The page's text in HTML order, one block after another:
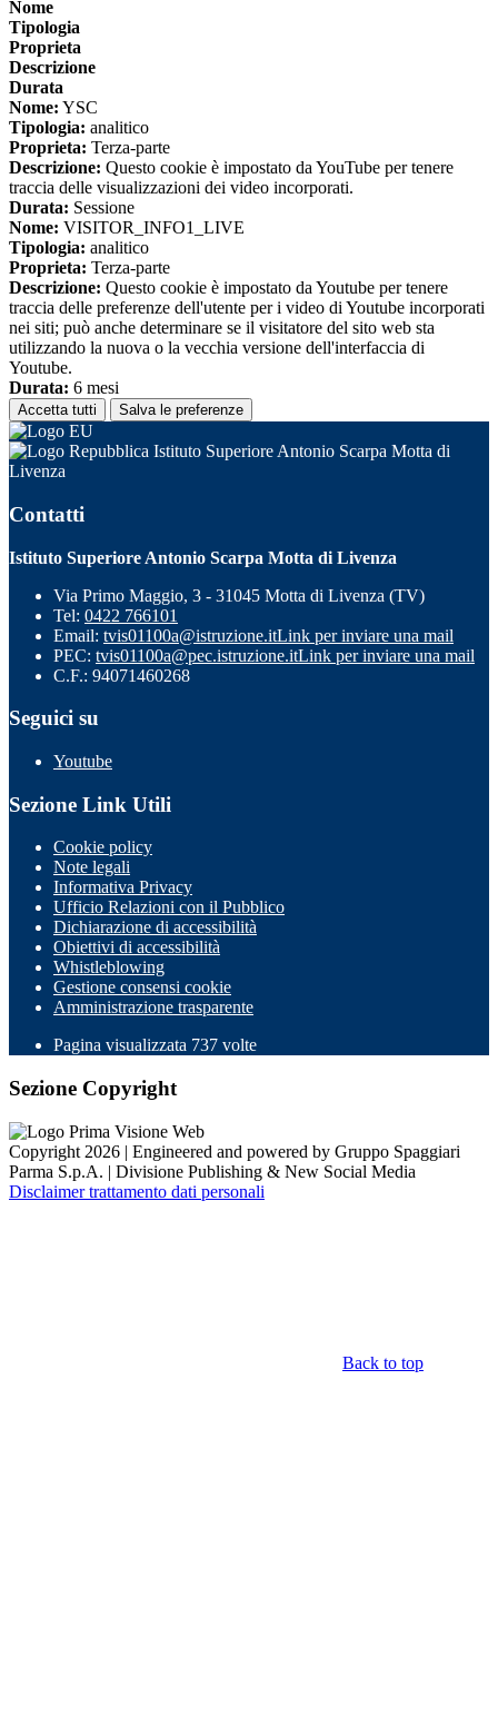
Nome
Tipologia
Proprieta
Descrizione
Durata
Nome: YSC
Tipologia: analitico
Proprieta: Terza-parte
Descrizione: Questo cookie è impostato da YouTube per tenere
traccia delle visualizzazioni dei video incorporati.
Durata: Sessione
Nome: VISITOR_INFO1_LIVE
Tipologia: analitico
Proprieta: Terza-parte
Descrizione: Questo cookie è impostato da Youtube per tenere
traccia delle preferenze dell'utente per i video di Youtube incorporati
nei siti; può anche determinare se il visitatore del sito web sta
utilizzando la nuova o la vecchia versione dell'interfaccia di
Youtube.
Durata: 6 mesi
Accetta tutti Salva le preferenze
Istituto Superiore Antonio Scarpa Motta di
Livenza
Contatti
Istituto Superiore Antonio Scarpa Motta di Livenza
Via Primo Maggio, 3 - 31045 Motta di Livenza (TV)
Tel: 0422 766101
Email: tvis01100a@istruzione.itLink per inviare una mail
PEC: tvis01100a@pec.istruzione.itLink per inviare una mail
C.F.: 94071460268
Seguici su
Youtube
Sezione Link Utili
Cookie policy
Note legali
Informativa Privacy
Ufficio Relazioni con il Pubblico
Dichiarazione di accessibilità
Obiettivi di accessibilità
Whistleblowing
Gestione consensi cookie
Amministrazione trasparente
Pagina visualizzata 737 volte
Sezione Copyright
Copyright 2026 | Engineered and powered by Gruppo Spaggiari
Parma S.p.A. | Divisione Publishing & New Social Media
Disclaimer trattamento dati personali
Back to top